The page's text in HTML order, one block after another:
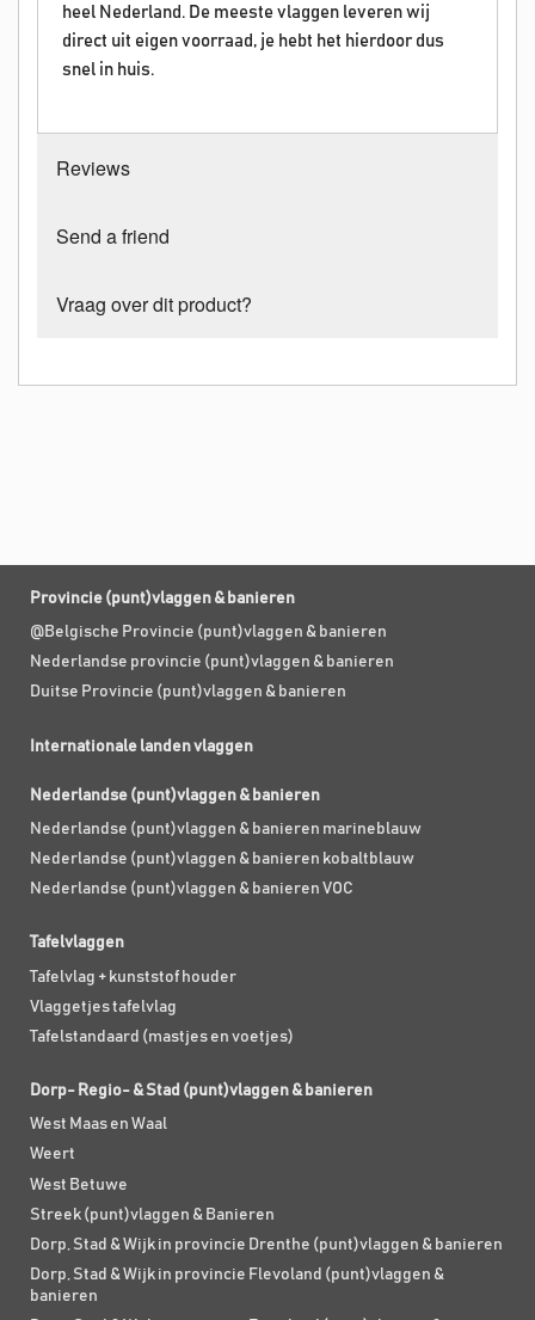
heel Nederland. De meeste vlaggen leveren wij
direct uit eigen voorraad, je hebt het hierdoor dus
snel in huis.
Reviews
Send a friend
Vraag over dit product?
Provincie (punt)vlaggen & banieren
@Belgische Provincie (punt)vlaggen & banieren
Nederlandse provincie (punt)vlaggen & banieren
Duitse Provincie (punt)vlaggen & banieren
Internationale landen vlaggen
Nederlandse (punt)vlaggen & banieren
Nederlandse (punt)vlaggen & banieren marineblauw
Nederlandse (punt)vlaggen & banieren kobaltblauw
Nederlandse (punt)vlaggen & banieren VOC
Tafelvlaggen
Tafelvlag + kunststof houder
Vlaggetjes tafelvlag
Tafelstandaard (mastjes en voetjes)
Dorp- Regio- & Stad (punt)vlaggen & banieren
West Maas en Waal
Weert
West Betuwe
Streek (punt)vlaggen & Banieren
Dorp, Stad & Wijk in provincie Drenthe (punt)vlaggen & banieren
Dorp, Stad & Wijk in provincie Flevoland (punt)vlaggen &
banieren